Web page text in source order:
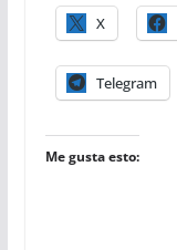
X
Telegram
Me gusta esto: